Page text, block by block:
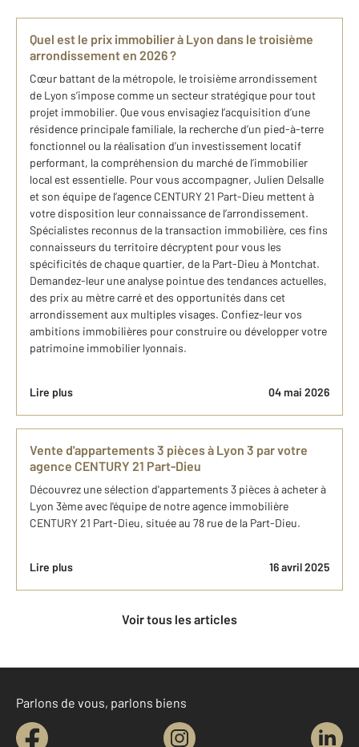
Quel est le prix immobilier à Lyon dans le troisième
arrondissement en 2026 ?
Cœur battant de la métropole, le troisième arrondissement
de Lyon s’impose comme un secteur stratégique pour tout
projet immobilier. Que vous envisagiez l’acquisition d’une
résidence principale familiale, la recherche d’un pied-à-terre
fonctionnel ou la réalisation d’un investissement locatif
performant, la compréhension du marché de l’immobilier
local est essentielle. Pour vous accompagner, Julien Delsalle
et son équipe de l’agence CENTURY 21 Part-Dieu mettent à
votre disposition leur connaissance de l’arrondissement.
Spécialistes reconnus de la transaction immobilière, ces fins
connaisseurs du territoire décryptent pour vous les
spécificités de chaque quartier, de la Part-Dieu à Montchat.
Demandez-leur une analyse pointue des tendances actuelles,
des prix au mètre carré et des opportunités dans cet
arrondissement aux multiples visages. Confiez-leur vos
ambitions immobilières pour construire ou développer votre
patrimoine immobilier lyonnais.
Lire plus 04 mai 2026
Vente d'appartements 3 pièces à Lyon 3 par votre
agence CENTURY 21 Part-Dieu
Découvrez une sélection d'appartements 3 pièces à acheter à
Lyon 3ème avec l'équipe de notre agence immobilière
CENTURY 21 Part-Dieu, située au 78 rue de la Part-Dieu.
Lire plus 16 avril 2025
Voir tous les articles
Parlons de vous, parlons biens